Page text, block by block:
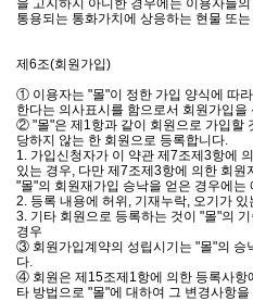
을 고지하지 아니한 경우에는 이용자들
통용되는 통화가치에 상응하는 현물 또
제6조(회원가입)
① 이용자는 "몰"이 정한 가입 양식에 따
한다는 의사표시를 함으로서 회원가입을
② "몰"은 제1항과 같이 회원으로 가입할
당하지 않는 한 회원으로 등록합니다.
1. 가입신청자가 이 약관 제7조제3항에
있는 경우, 다만 제7조제3항에 의한 회원
"몰"의 회원재가입 승낙을 얻은 경우에는
2. 등록 내용에 허위, 기재누락, 오기가 있
3. 기타 회원으로 등록하는 것이 "몰"의
경우
③ 회원가입계약의 성립시기는 "몰"의 승
다.
④ 회원은 제15조제1항에 의한 등록사항
타 방법으로 "몰"에 대하여 그 변경사항